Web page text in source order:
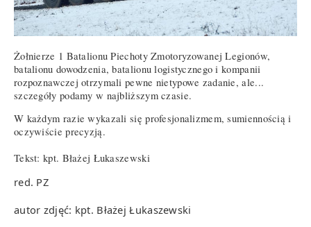
Żołnierze 1 Batalionu Piechoty Zmotoryzowanej Legionów,
batalionu dowodzenia, batalionu logistycznego i kompanii
rozpoznawczej otrzymali pewne nietypowe zadanie, ale...
szczegóły podamy w najbliższym czasie.
W każdym razie wykazali się profesjonalizmem, sumiennością i
oczywiście precyzją.
Tekst: kpt. Błażej Łukaszewski
red. PZ
autor zdjęć: kpt. Błażej Łukaszewski